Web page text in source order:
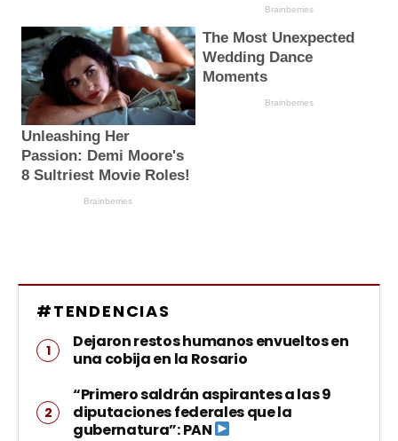
#TENDENCIAS
Dejaron restos humanos envueltos en
una cobija en la Rosario
“Primero saldrán aspirantes a las 9
diputaciones federales que la
gubernatura”: PAN